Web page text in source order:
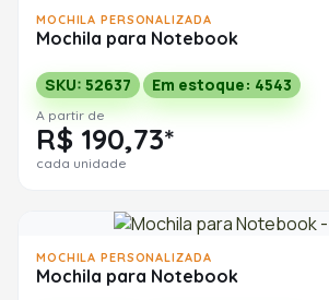
MOCHILA PERSONALIZADA
Mochila para Notebook
SKU: 52637 Em estoque: 4543
A partir de
R$ 190,73*
cada unidade
MOCHILA PERSONALIZADA
Mochila para Notebook